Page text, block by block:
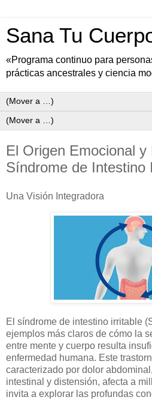
Sana Tu
«Programa continuo para
prácticas ancestrales y ciencia
El Origen Emocional y
Síndrome de Intestino
Una Visión Integradora
El síndrome de intestino irritable
ejemplos más claros de cómo la
entre mente y cuerpo resulta
enfermedad humana. Este
caracterizado por dolor
intestinal y distensión, afecta a
invita a explorar las profundas